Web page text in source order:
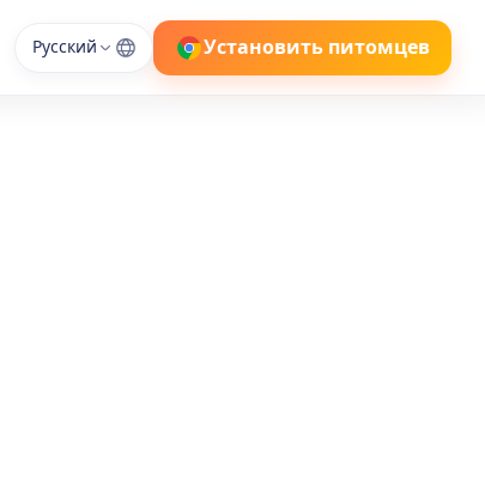
Русский Установить питомцев